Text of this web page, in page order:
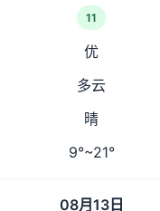
11
优
多云
晴
9°~21°
08月13日